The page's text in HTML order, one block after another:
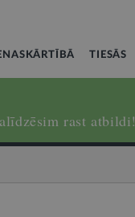
TIESĀS
rast atbildi!